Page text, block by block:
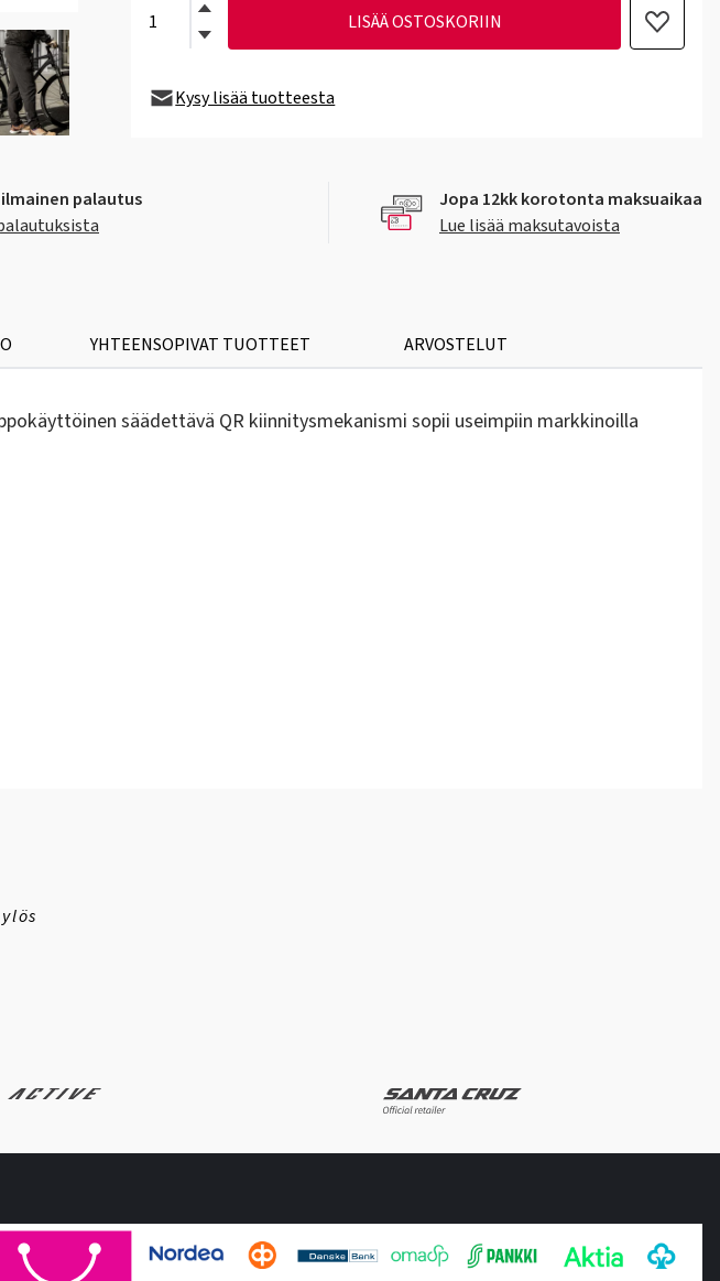
LISÄÄ OSTOSKORIIN
Kysy lisää tuotteesta
ilmainen palautus
Jopa 12kk korotonta maksuaikaa
Lue lisää maksutavoista
YHTEENSOPIVAT TUOTTEET ARVOSTELUT
säädettävä QR kiinnitysmekanismi sopii useimpiin markkinoilla